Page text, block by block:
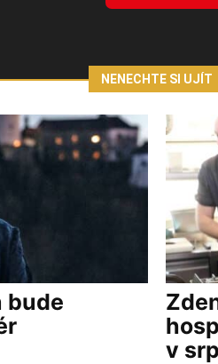
NENECHTE SI UJÍT
bude
v